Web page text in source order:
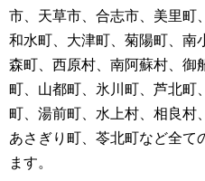
市、天草市、合志市、美里町
和水町、大津町、菊陽町、南
森町、西原村、南阿蘇村、御
町、山都町、氷川町、芦北町
町、湯前町、水上村、相良村
あさぎり町、苓北町など全て
ます。